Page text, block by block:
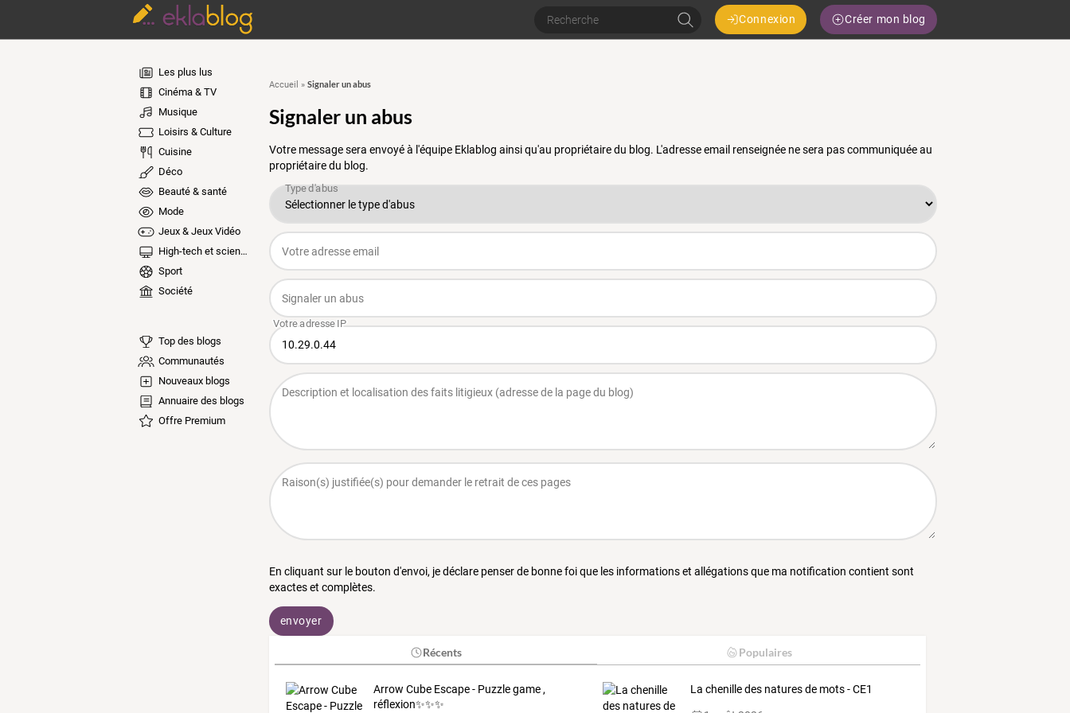
Connexion Créer mon blog
Les plus lus
Cinéma & TV
Musique
Loisirs & Culture
Cuisine
Déco
Beauté & santé
Mode
Jeux & Jeux Vidéo
High-tech et sciences
Sport
Société
Top des blogs
Communautés
Nouveaux blogs
Annuaire des blogs
Offre Premium
Accueil » Signaler un abus
Signaler un abus
Votre message sera envoyé à l'équipe Eklablog ainsi qu'au propriétaire du blog. L'adresse email renseignée ne sera pas communiquée au
propriétaire du blog.
En cliquant sur le bouton d'envoi, je déclare penser de bonne foi que les informations et allégations que ma notification contient sont
exactes et complètes.
envoyer
Récents Populaires
Arrow Cube Escape - Puzzle game ,
réflexion✨✨✨
La chenille des natures de mots - CE1